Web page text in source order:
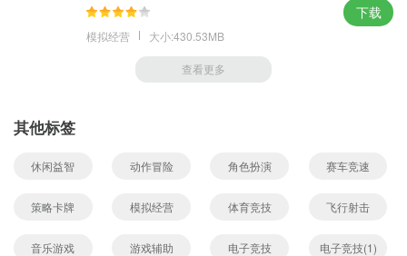
模拟经营 大小:430.53MB
下载
查看更多
其他标签
休闲益智 动作冒险 角色扮演 赛车竞速
策略卡牌 模拟经营 体育竞技 飞行射击
音乐游戏 游戏辅助 电子竞技 电子竞技(1)